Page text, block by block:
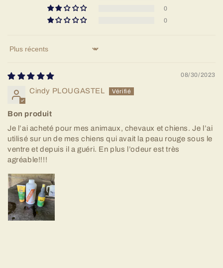
0
0
Sort by
08/30/2023
Cindy PLOUGASTEL
Bon produit
Je l’ai acheté pour mes animaux, chevaux et chiens. Je l’ai
utilisé sur un de mes chiens qui avait la peau rouge sous le
ventre et depuis il a guéri. En plus l’odeur est très
agréable!!!!